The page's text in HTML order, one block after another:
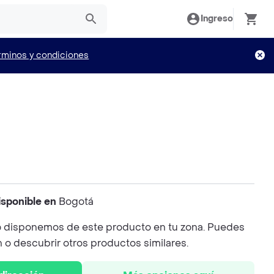
Ingreso
y condiciones
en Bogotá
disponemos de este producto en tu zona. Puedes
o descubrir otros productos similares.